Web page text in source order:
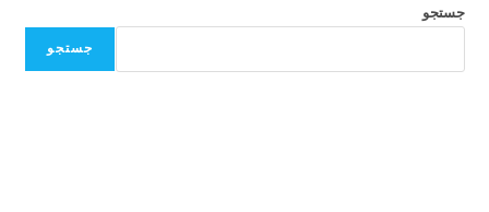
جستجو
جستجو